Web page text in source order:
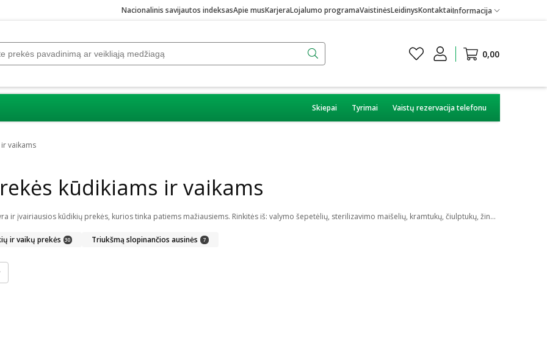
Nacionalinis savijautos indeksasApie musKarjeraLojalumo programaVaistinėsLeidinysKontaktaiInformacija
0,00
Skiepai Tyrimai Vaistų rezervacija telefonu
vaikams
kūdikiams ir vaikams
Internetinėje vaistinėje galite rasti kone visko vaikui ir mamai. Čia yra ir įvairiausios kūdikių prekės, kurios tinka patiems mažiausiems. Rinkitės iš: valymo šepetėlių, sterilizavimo maišelių, kramtukų, čiulptukų, žindukų, gertuvių ar buteliukų, maišelių mamos pienui, seilinukų bei daugybės kitų prekių. Tarp jų yra tiek berniukams, tiek mergaitėms tinkamų priemonių bei reikmenų, įvairios ekologiškos bei itin saugios, nekenksmingos prekės. Kataloge yra: Akuku, Avent, Baboo, Babyono, Canpol, Dr. Brown‘s, Philips ir daug kitų prekės ženklų.
ir vaikų prekės 30 Triukšmą slopinančios ausinės 7